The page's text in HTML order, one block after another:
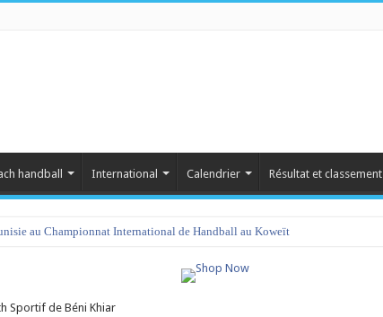
handball International Calendrier Résultat et classement
au Championnat International de Handball au Koweït
2023 : programme et liste des joueurs convoqués
Sportif de Béni Khiar